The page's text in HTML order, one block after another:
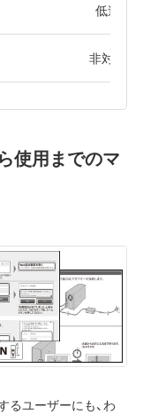
低速
非対応
使用までのマ
るユーザーにも、わ